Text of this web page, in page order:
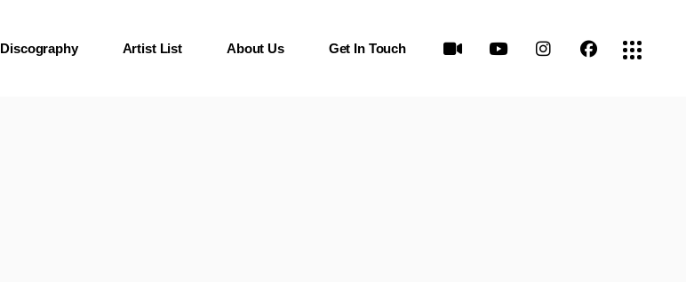
Discography Artist List About Us Get In Touch